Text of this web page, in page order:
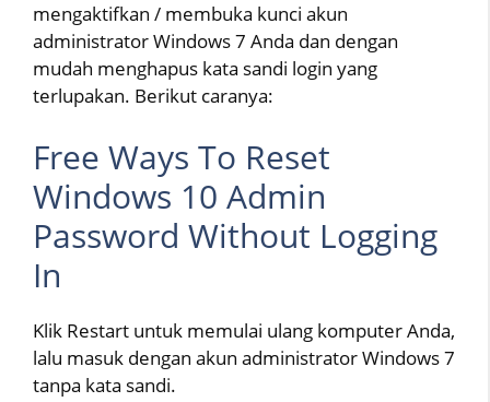
mengaktifkan / membuka kunci akun
administrator Windows 7 Anda dan dengan
mudah menghapus kata sandi login yang
terlupakan. Berikut caranya:
Free Ways To Reset
Windows 10 Admin
Password Without Logging
In
Klik Restart untuk memulai ulang komputer Anda,
lalu masuk dengan akun administrator Windows 7
tanpa kata sandi.